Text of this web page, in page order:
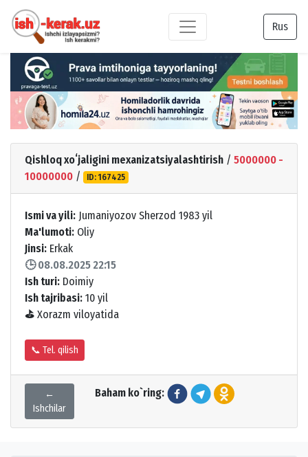
Rus
Qishloq xoʻjaligini mexanizatsiyalashtirish / 5000000 -
10000000 / ID: 167425
Ismi va yili: Jumaniyozov Sherzod 1983 yil
Ma'lumoti: Oliy
Jinsi: Erkak
🕒 08.08.2025 22:15
Ish turi: Doimiy
Ish tajribasi: 10 yil
⛳ Xorazm viloyatida
📞 Tel. qilish
←
Ishchilar
Baham ko`ring: